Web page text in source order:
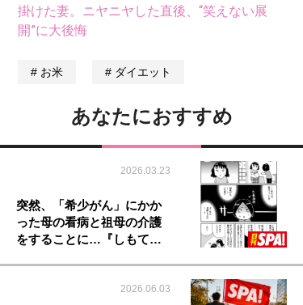
掛けた妻。ニヤニヤした直後、“笑えない展
開”に大後悔
お米 ダイエット
あなたにおすすめ
2026.03.23
突然、「希少がん」にかか
った母の看病と祖母の介護
をすることに…『しもて…
2026.06.03